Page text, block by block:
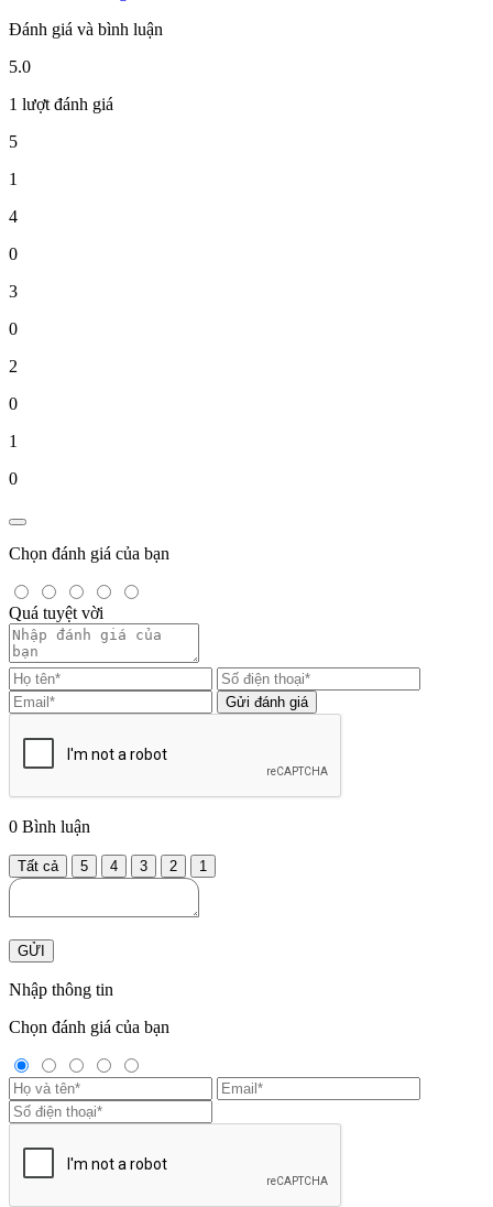
Đánh giá và bình luận
5.0
1 lượt đánh giá
5
1
4
0
3
0
2
0
1
0
Chọn đánh giá của bạn
Quá tuyệt vời
Gửi đánh giá
0 Bình luận
Tất cả 5 4 3 2 1
GỬI
Nhập thông tin
Chọn đánh giá của bạn